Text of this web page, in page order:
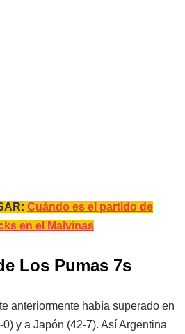
Cuándo es el partido de
en el Malvinas
Los Pumas 7s
anteriormente había superado en
y a Japón (42-7). Así Argentina